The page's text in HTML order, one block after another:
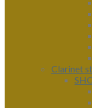
Clarinet